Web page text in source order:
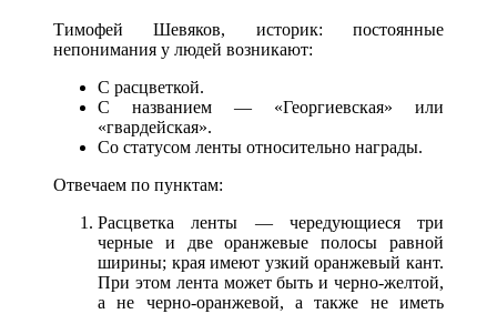
Тимофей Шевяков, историк: постоянные
непонимания у людей возникают:
C расцветкой.
С названием — «Георгиевская» или
«гвардейская».
Cо статусом ленты относительно награды.
Отвечаем по пунктам:
Расцветка ленты — чередующиеся три
черные и две оранжевые полосы равной
ширины; края имеют узкий оранжевый кант.
При этом лента может быть и черно-желтой,
а не черно-оранжевой, а также не иметь